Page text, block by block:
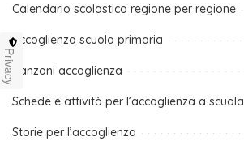
Calendario scolastico regione per regione
Accoglienza scuola primaria
Canzoni accoglienza
Schede e attività per l’accoglienza a scuola
Storie per l’accoglienza
Privacy